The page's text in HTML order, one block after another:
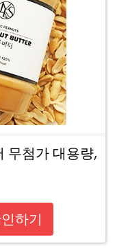
무첨가 대용량,
하기